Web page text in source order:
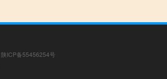
陕ICP备55456254号